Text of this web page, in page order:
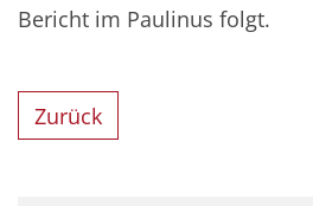
Bericht im Paulinus folgt.
Zurück